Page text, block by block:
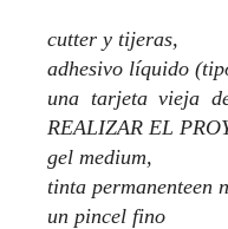
cutter y tijeras,
adhesivo líquido
una tarjeta vieja
REALIZAR EL
gel medium,
tinta permanenteen
un pincel fino